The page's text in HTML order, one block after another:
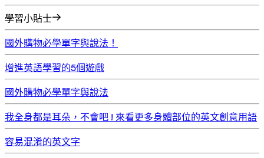
學習小貼士
國外購物必學單字與說法！
增進英語學習的5個遊戲
國外購物必學單字與說法
我全身都是耳朵，不會吧 ! 來看更多身體部位的英文創意用語
容易混淆的英文字